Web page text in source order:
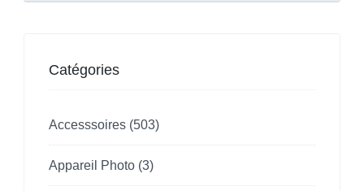
Catégories
Accesssoires (503)
Appareil Photo (3)